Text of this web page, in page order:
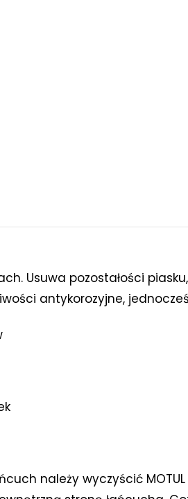
Usuwa pozostałości
antykorozyjne,
należy wyczyścić MOTUL